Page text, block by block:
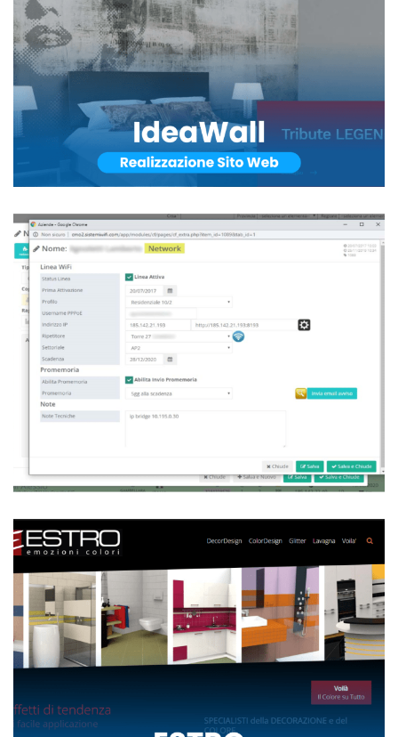
IDEAWALL
Internet Provider